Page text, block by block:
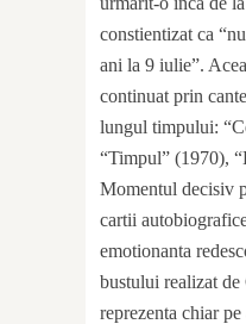
constientizat ca
ani la 9 iulie”.
continuat prin
lungul timpului:
“Timpul” (1970),
Momentul decisiv
cartii
emotionanta
bustului realizat
reprezenta chiar